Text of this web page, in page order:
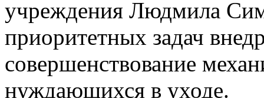
учреждения Людмила
приоритетных задач
совершенствование
нуждающихся в уходе.